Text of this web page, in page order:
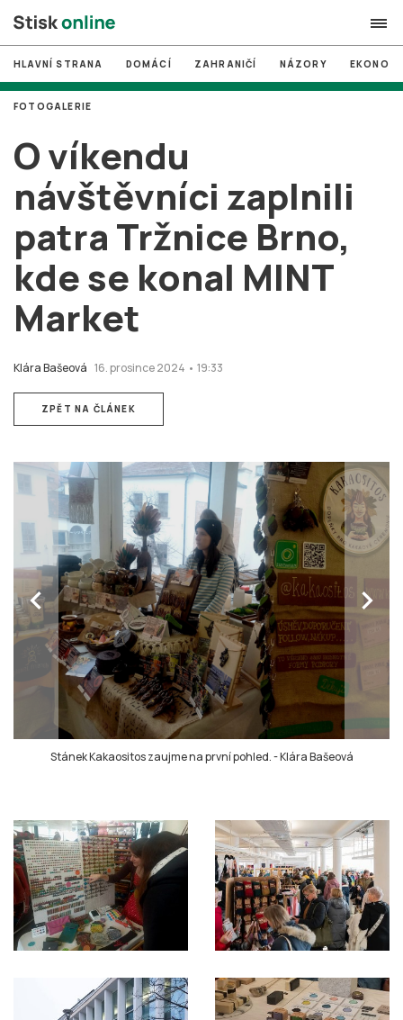
search
# MUNI
# Brno
# volby
login PŘIHLÁSIT SE
Zapomněli jste heslo?
HLAVNÍ STRANA DOMÁCÍ ZAHRANIČÍ NÁZORY
O víkendu
návštěvníci zaplnili
patra Tržnice Brno,
kde se konal MINT
Market
Klára Bašeová 16. prosince 2024 • 19:33
FOTOGALERIE
ZPĚT NA ČLÁNEK
chevron_left chevron_right
Stánek Kakaositos zaujme na první pohled.-Klára Bašeová